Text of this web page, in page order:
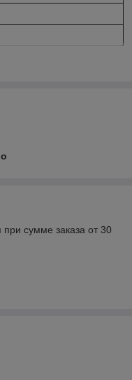
при сумме заказа от 30